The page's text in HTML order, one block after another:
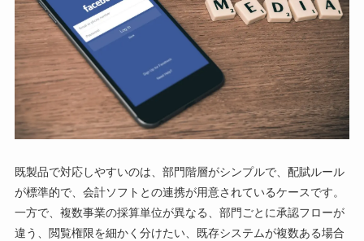
既製品で対応しやすいのは、部門階層がシンプルで、配賦ルール
が標準的で、会計ソフトとの連携が用意されているケースです。
一方で、複数事業の採算単位が異なる、部門ごとに承認フローが
違う、閲覧権限を細かく分けたい、既存システムが複数ある場合